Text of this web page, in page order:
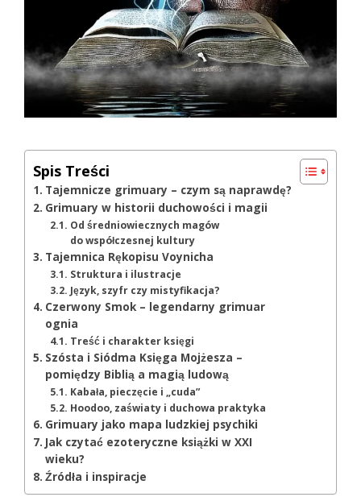
Spis Treści
Tajemnicze grimuary – czym są naprawdę?
Grimuary w historii duchowości i magii
Od średniowiecznych magów
do współczesnej kultury
Tajemnica Rękopisu Voynicha
Struktura i ilustracje
Język, szyfr czy mistyfikacja?
Czerwony Smok – legendarny grimuar
ognia
Treść i charakter księgi
Szósta i Siódma Księga Mojżesza –
pomiędzy Biblią a magią ludową
Kabała, pieczęcie i „cuda”
Hoodoo, zaświaty i duchowa praktyka
Grimuary jako mapa ludzkiej psychiki
Jak czytać ezoteryczne książki w XXI
wieku?
Źródła i inspiracje